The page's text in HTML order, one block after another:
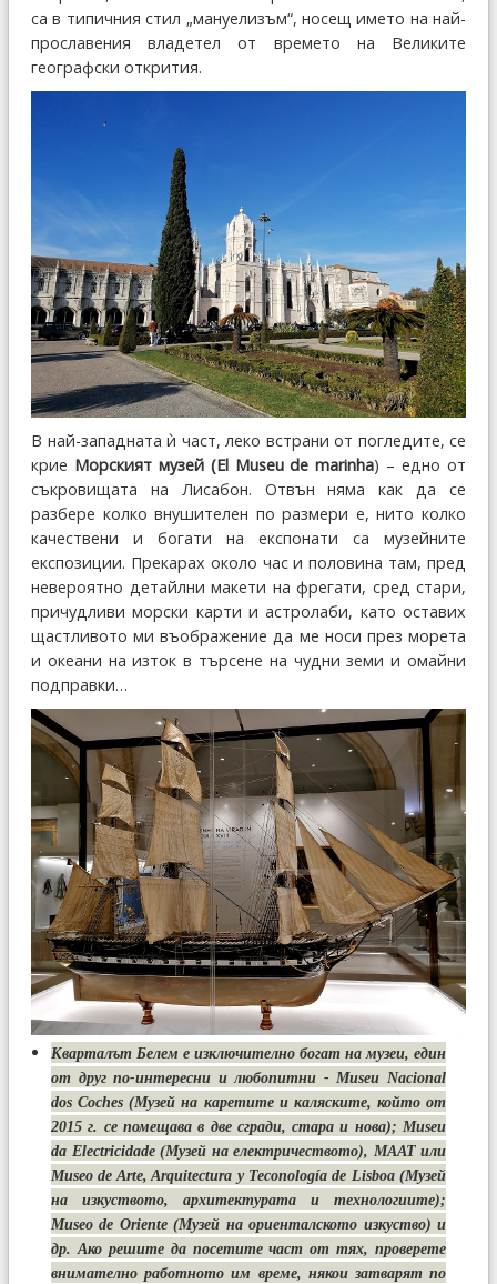
са в типичния стил „мануелизъм“, носещ името на най-
прославения владетел от времето на Великите
географски открития.
В най-западната ѝ част, леко встрани от погледите, се
крие Морският музей (El Museu de marinha) – едно от
съкровищата на Лисабон. Отвън няма как да се
разбере колко внушителен по размери е, нито колко
качествени и богати на експонати са музейните
експозиции. Прекарах около час и половина там, пред
невероятно детайлни макети на фрегати, сред стари,
причудливи морски карти и астролаби, като оставих
щастливото ми въображение да ме носи през морета
и океани на изток в търсене на чудни земи и омайни
подправки…
Кварталът Белем е изключително богат на музеи, един
от друг по-интересни и любопитни - Museu Nacional
dos Coches (Музей на каретите и каляските, който от
2015 г. се помещава в две сгради, стара и нова); Museu
da Electricidade (Музей на електричеството), MAAT или
Museo de Arte, Arquitectura y Teconología de Lisboa (Музей
на изкуството, архитектурата и технологиите);
Museo de Oriente (Музей на ориенталското изкуство) и
др. Ако решите да посетите част от тях, проверете
внимателно работното им време, някои затварят по